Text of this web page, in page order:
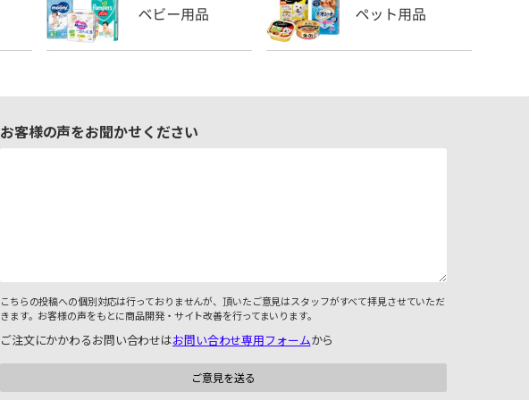
お客様の声をお聞かせください
こちらの投稿への個別対応は行っておりませんが、頂いたご意見はスタッフがすべて拝見させていただ
きます。お客様の声をもとに商品開発・サイト改善を行ってまいります。
ご注文にかかわるお問い合わせはお問い合わせ専用フォームから